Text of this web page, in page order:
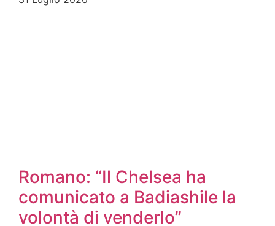
Romano: “Il Chelsea ha
comunicato a Badiashile la
volontà di venderlo”